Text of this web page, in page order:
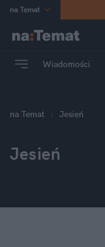
na:Temat
Poland
mama
Rozrywka
Wiadomości
na:Temat Jesień
Jesień